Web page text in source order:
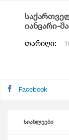
იანვარი-
თარიღი:
Facebook
სიახლეები